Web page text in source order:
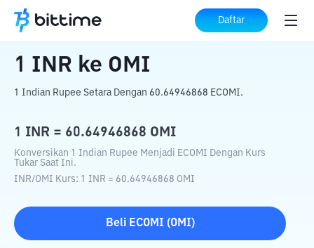
Daftar
Beranda Konverter Kripto ke OMI
1 INR ke OMI
1 Indian Rupee Setara Dengan 60.64946868 ECOMI.
1 INR = 60.64946868 OMI
Konversikan 1 Indian Rupee Menjadi ECOMI Dengan Kurs
Tukar Saat Ini.
INR/OMI Kurs: 1 INR = 60.64946868 OMI
Beli ECOMI (OMI)